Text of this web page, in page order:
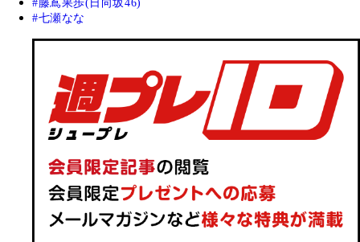
藤嶌果歩(日向坂46)
七瀬なな